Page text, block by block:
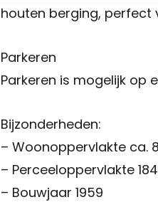
houten berging, perfect
Parkeren
Parkeren is mogelijk op
Bijzonderheden:
– Woonoppervlakte ca.
– Perceeloppervlakte
– Bouwjaar 1959